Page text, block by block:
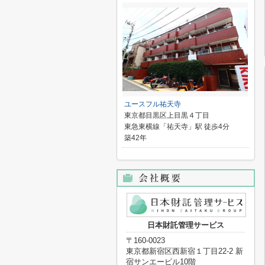
ユースフル祐天寺
東京都目黒区上目黒４丁目
東急東横線「祐天寺」駅 徒歩4分
築42年
日本財託管理サービス
〒160-0023
東京都新宿区西新宿１丁目22-2 新
宿サンエービル10階